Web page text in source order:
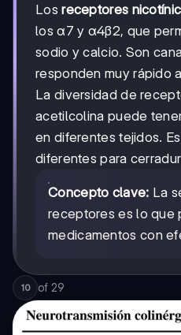
Losreceptores
los α7 y α4β2, que
sodio y calcio. Son
responden muy rápido
La diversidad de
acetilcolina puede
en diferentes tejidos.
diferentes para
Concepto clave: La
receptores es lo que
medicamentos con
10 of 29